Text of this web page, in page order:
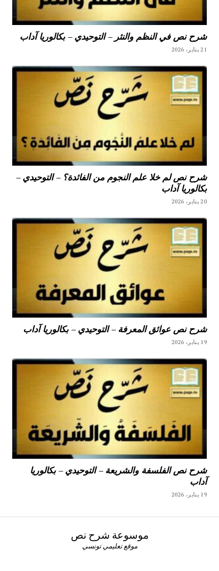
شرح نص في النظم والنثر – التوحيدي – بكالوريا آداب
21 يناير، 2026
شرح نص لم خلا علم النجوم من الفائدة؟ – التوحيدي –
بكالوريا آداب
20 يناير، 2026
شرح نص عوائق المعرفة – التوحيدي – بكالوريا آداب
19 يناير، 2026
شرح نص الفلسفة والشريعة – التوحيدي – بكالوريا
آداب
19 يناير، 2026
موسوعة شرح نص
موقع تعليمي تونسي